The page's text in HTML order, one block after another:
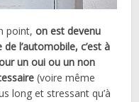
point,on est devenu
l’automobile, c’est à
un oui ou un non
(voire même
long et stressant qu’à